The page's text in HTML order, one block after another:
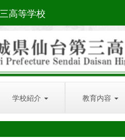
高等学校
学校紹介 教育内容